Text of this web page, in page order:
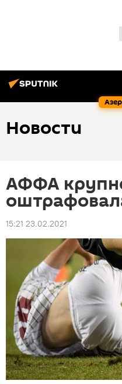
Новости
АФФА
15:21 23.02.2021